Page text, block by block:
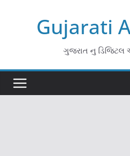
Gujarati
ગુજરાત નુ